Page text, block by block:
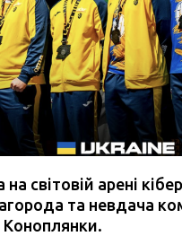
на світовій арені
та невдача
Коноплянки.